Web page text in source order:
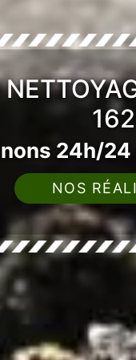
24h/
NOS